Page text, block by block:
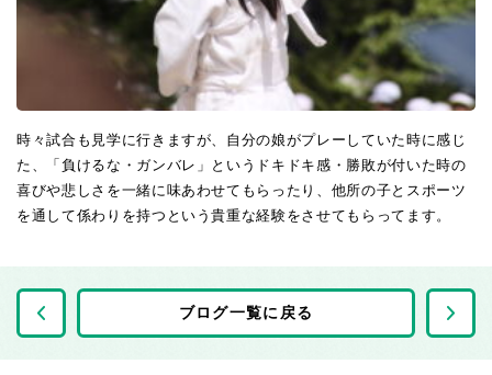
時々試合も見学に行きますが、自分の娘がプレーしていた時に感じ
た、「負けるな・ガンバレ」というドキドキ感・勝敗が付いた時の
喜びや悲しさを一緒に味あわせてもらったり、他所の子とスポーツ
を通して係わりを持つという貴重な経験をさせてもらってます。
ブログ一覧に戻る